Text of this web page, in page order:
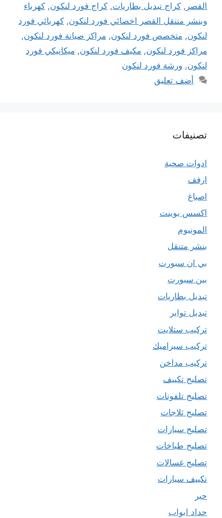
القصر , كراج تبديل بطاريات, كراج فورد لنكون, كهرباء
وبنشر متنقل القصر اخصائي فورد لنكون, كهربائي فورد
لنكون, متخصص فورد لنكون, مراكز صيانة فورد لنكون,
مراكز فورد لنكون, مكيف فورد لنكون, ميكانيكي فورد
لنكون, ورشة فورد لنكون
أضف تعليق
تصنيفات
ادوات صحية
ارفف
اصباغ
اكسس بوينت
المونيوم
بنشر متنقل
بي ان سبورت
بين سبورت
تبديل بطاريات
تبديل تواير
تركيب ستلايت
تركيب سيراميك
تركيب مداخن
تصليح تكييف
تصليح تلفونات
تصليح ثلاجات
تصليح سيارات
تصليح طباخات
تصليح غسالات
تكييف سيارات
حبر
حداد ابواب